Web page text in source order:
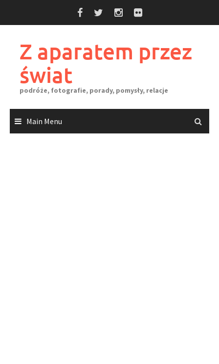
Z aparatem przez
świat
podróże, fotografie, porady, pomysły, relacje
Main Menu